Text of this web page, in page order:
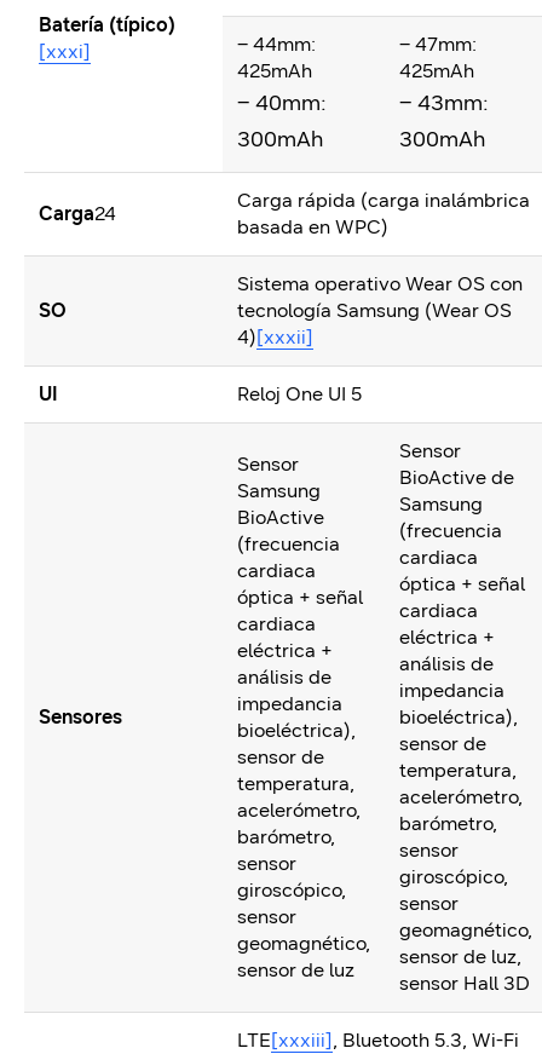
Batería (típico)
[xxxi]
– 44mm:
425mAh
– 40mm:
300mAh
– 47mm:
425mAh
– 43mm:
300mAh
Carga24
Carga rápida (carga inalámbrica
basada en WPC)
SO
Sistema operativo Wear OS con
tecnología Samsung (Wear OS
4)[xxxii]
UI Reloj One UI 5
Sensores
Sensor
Samsung
BioActive
(frecuencia
cardiaca
óptica + señal
cardiaca
eléctrica +
análisis de
impedancia
bioeléctrica),
sensor de
temperatura,
acelerómetro,
barómetro,
sensor
giroscópico,
sensor
geomagnético,
sensor de luz
Sensor
BioActive de
Samsung
(frecuencia
cardiaca
óptica + señal
cardiaca
eléctrica +
análisis de
impedancia
bioeléctrica),
sensor de
temperatura,
acelerómetro,
barómetro,
sensor
giroscópico,
sensor
geomagnético,
sensor de luz,
sensor Hall 3D
LTE[xxxiii] , Bluetooth 5.3, Wi-Fi